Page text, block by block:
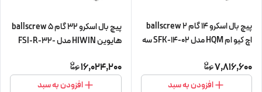
پیچ بال اسکرو 14 گام 2 ballscrew
اچ کیو ام HQM مدل SFK-14-02 سه
7,816,600
افزودن به سبد
پیچ بال اسکرو 32 گام 5 ballscrew
هایوین HIWIN مدل FSI-R-32-
سی)
16,024,200
افزودن به سبد